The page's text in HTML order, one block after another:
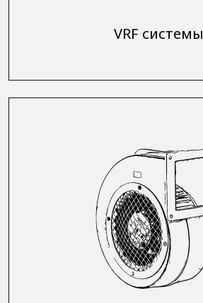
VRF системы